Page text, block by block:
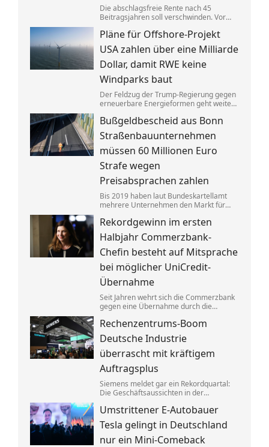
Die abschlagsfreie Rente nach 45
Beitragsjahren soll verschwinden. Vor
Dabei vertraten die CDU-
Ministerpräsidenten noch vor Kurzem
das Gegenteil dessen, was sie jetzt
sagen.
Pläne für Offshore-Projekt
USA zahlen über eine Milliarde
Dollar, damit RWE keine
Windparks baut
Der Feldzug der Trump-Regierung gegen
erneuerbare Energieformen geht weiter:
in den USA geplante große
Windkraftprojekte auf – gegen eine
üppige Entschädigung.
Bußgeldbescheid aus Bonn
Straßenbauunternehmen
müssen 60 Millionen Euro
Strafe wegen
Preisabsprachen zahlen
Bis 2019 haben laut Bundeskartellamt
mehrere Unternehmen den Markt für
aufgeteilt. Um die verbotenen
Absprachen zu verschleiern, wurden
Codewörter verwendet.
Rekordgewinn im ersten
Halbjahr Commerzbank-
Chefin besteht auf Mitsprache
bei möglicher UniCredit-
Übernahme
Seit Jahren wehrt sich die Commerzbank
gegen eine Übernahme durch die
kräftiger Gewinnsprung sorgt für neues
Selbstbewusstsein.
Rechenzentrums-Boom
Deutsche Industrie
überrascht mit kräftigem
Auftragsplus
Siemens meldet gar ein Rekordquartal:
Die Geschäftsaussichten in der
spürbar verbessert. Dahinter stecken
jedoch vor allem Großaufträge, teils auch
aus Übersee.
Umstrittener E-Autobauer
Tesla gelingt in Deutschland
nur ein Mini-Comeback